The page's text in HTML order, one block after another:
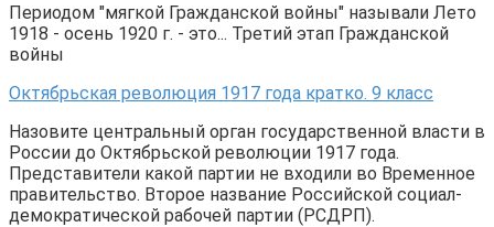
Периодом "мягкой Гражданской войны" называли Лето
1918 - осень 1920 г. - это... Третий этап Гражданской
войны
Октябрьская революция 1917 года кратко. 9 класс
Назовите центральный орган государственной власти в
России до Октябрьской революции 1917 года.
Представители какой партии не входили во Временное
правительство. Второе название Российской социал-
демократической рабочей партии (РСДРП).